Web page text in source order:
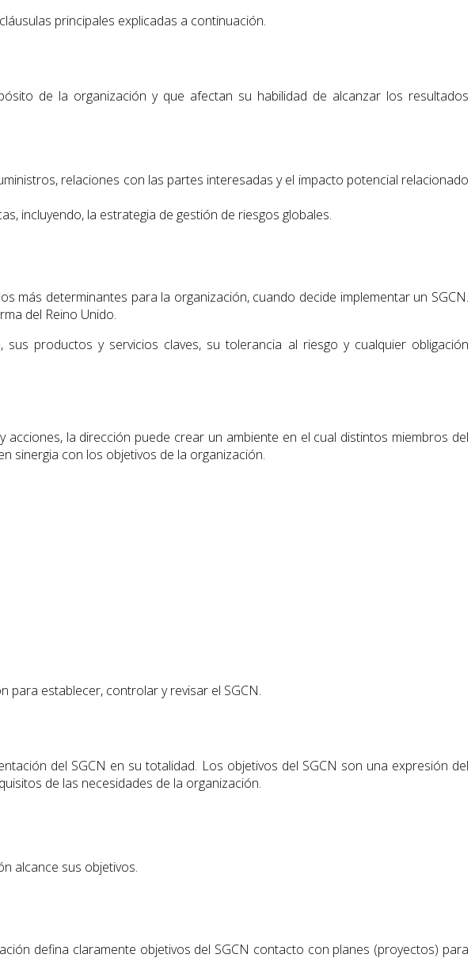
principales explicadas a continuación.
de la organización y que afectan su habilidad de alcanzar los resultados
relaciones con las partes interesadas y el impacto potencial relacionado
incluyendo, la estrategia de gestión de riesgos globales.
más determinantes para la organización, cuando decide implementar un SGCN.
del Reino Unido.
productos y servicios claves, su tolerancia al riesgo y cualquier obligación
acciones, la dirección puede crear un ambiente en el cual distintos miembros del
sinergia con los objetivos de la organización.
para establecer, controlar y revisar el SGCN.
del SGCN en su totalidad. Los objetivos del SGCN son una expresión del
de las necesidades de la organización.
alcance sus objetivos.
defina claramente objetivos del SGCN contacto con planes (proyectos) para